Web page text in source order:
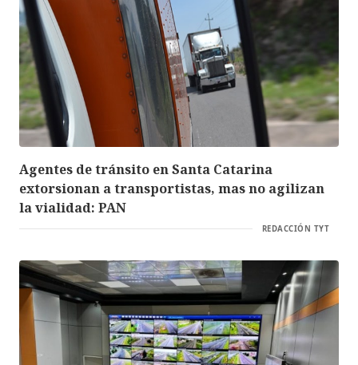
Agentes de tránsito en Santa Catarina
extorsionan a transportistas, mas no agilizan
la vialidad: PAN
REDACCIÓN TYT